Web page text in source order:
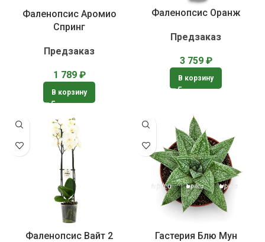
Фаленопсис Аромио
Спринг
Предзаказ
1 789 ₽
В корзину
Фаленопсис Оранж
Предзаказ
3 759 ₽
В корзину
Фаленопсис Вайт 2
Гастерия Блю Мун